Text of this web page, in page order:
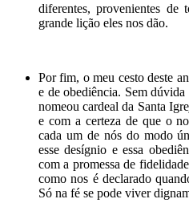
diferentes, provenientes de
grande lição eles nos dão.
Por fim, o meu cesto deste
e de obediência. Sem
nomeou cardeal da Santa
e com a certeza de que o
cada um de nós do modo
esse desígnio e essa
com a promessa de
como nos é declarado
Só na fé se pode viver